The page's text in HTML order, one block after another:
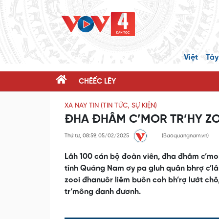
Việt
CHÊẾC LÊY
XA NAY TIN (TIN TỨC, SỰ KIỆN)
ĐHA ĐHÂM C’MOR TR’HY
Thứ tư, 08:59, 05/02/2025 (Baoquangnam.vn)
Lâh 100 cán bộ đoàn viên, đha đhâm
tỉnh Quảng Nam ơy pa gluh quân bhrợ
zooi đhanuôr liêm buôn coh bh’rợ lướt
tr’mông đanh đươnh.